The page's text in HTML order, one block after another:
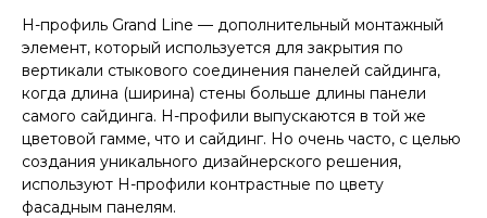
Н-профиль Grand Line — дополнительный монтажный
элемент, который используется для закрытия по
вертикали стыкового соединения панелей сайдинга,
когда длина (ширина) стены больше длины панели
самого сайдинга. Н-профили выпускаются в той же
цветовой гамме, что и сайдинг. Но очень часто, с целью
создания уникального дизайнерского решения,
используют Н-профили контрастные по цвету
фасадным панелям.